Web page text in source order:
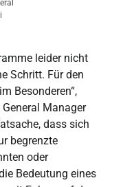
leider nicht
Schritt. Für den
Besonderen“,
Manager
dass sich
begrenzte
oder
Bedeutung eines